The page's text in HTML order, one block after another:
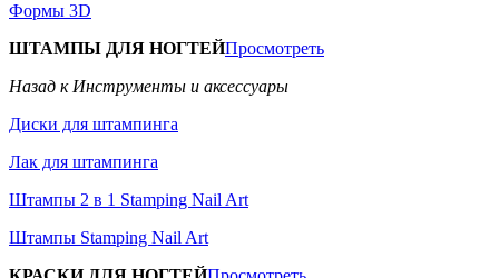
Формы 3D
ШТАМПЫ ДЛЯ НОГТЕЙПросмотреть
Назад к Инструменты и аксессуары
Диски для штампинга
Лак для штампинга
Штампы 2 в 1 Stamping Nail Art
Штампы Stamping Nail Art